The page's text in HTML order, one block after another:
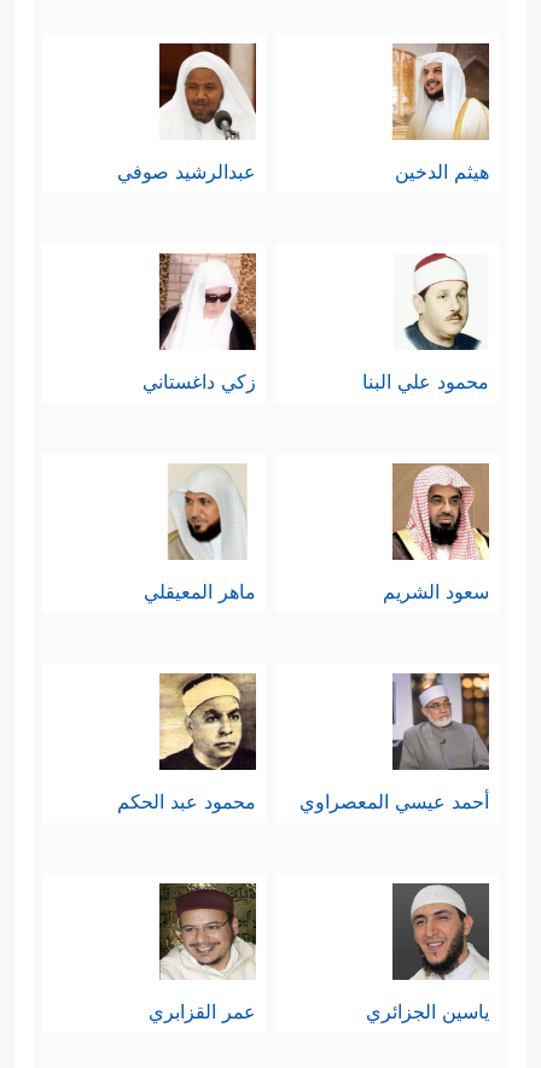
هيثم الدخين عبدالرشيد صوفي
محمود علي البنا زكي داغستاني
سعود الشريم ماهر المعيقلي
أحمد عيسي المعصراوي محمود عبد الحكم
ياسين الجزائري عمر القزابري